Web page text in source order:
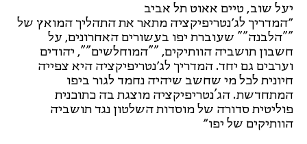
יעל שוב, טיים אאוט תל אביב
״המדריך לג׳נטריפיקציה מתאר את התהליך המואץ של
""הלבנה"" שעוברת יפו בעשורים האחרונים, על
חשבון תושביה הוותיקים, ""המוחלשים"", יהודים
וערבים גם יחד. המדריך לג׳נטריפיקציה היא צפייה
חיונית לכל מי שחשב שיהיה נחמד לגור ביפו
המתחדשת. הג'נטריפיקציה מוצגת בה כתוכנית
פוליטית סדורה של מוסדות השלטון נגד תושביה
הוותיקים של יפו״